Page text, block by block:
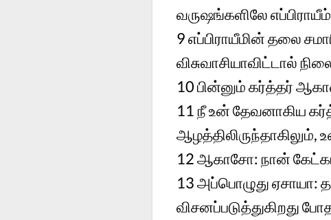
வருஷங்களிலே
9 எப்பிராயீமின் தலை
விசுவாசியாவிட்டால்
10 பின்னும் கர்த்தர்
11 நீ உன் தேவனாகிய
12 ஆகாசோ: நான்
13 அப்பொழுது
விசனப்படுத்துகிறது